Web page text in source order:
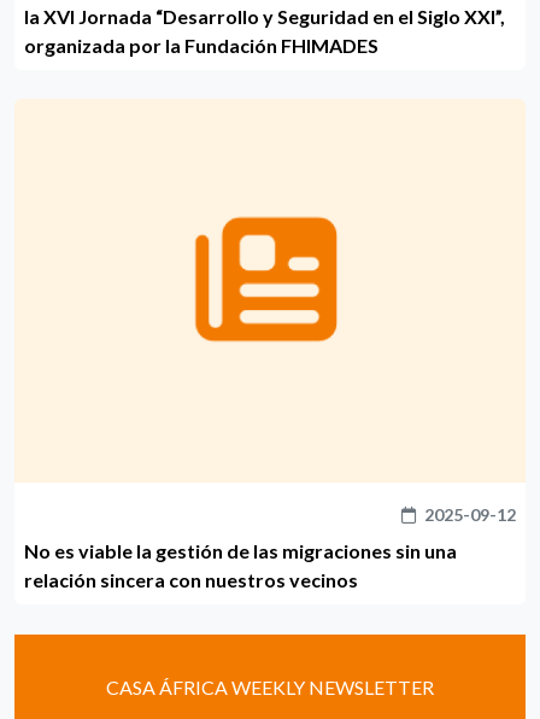
la XVI Jornada “Desarrollo y Seguridad en el Siglo XXI”,
organizada por la Fundación FHIMADES
2025-09-12
No es viable la gestión de las migraciones sin una
relación sincera con nuestros vecinos
CASA ÁFRICA WEEKLY NEWSLETTER